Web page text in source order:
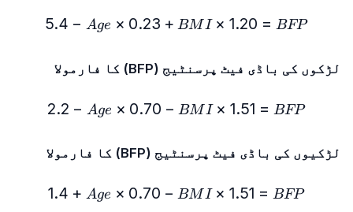
BMI + 0.23 × Age - 5.4 BFP
=
1.20
×
BMI
+
0.23
×
Age
−
5.4
لڑکوں کی باڈی فیٹ پرسنٹیج (BFP) کا فارمولا
× BMI - 0.70 × Age - 2.2 BFP
=
1.51
×
BMI
−
0.70
×
Age
−
2.2
لڑکیوں کی باڈی فیٹ پرسنٹیج (BFP) کا فارمولا
× BMI - 0.70 × Age + 1.4 BFP
=
1.51
×
BMI
−
0.70
×
Age
+
1.4